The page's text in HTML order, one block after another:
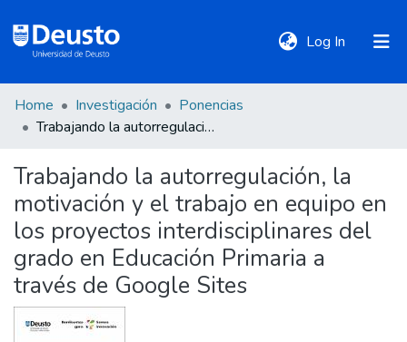
Log In (current)
DeustoTeka
Communities
&
Collections
All of DSpace
Home Investigación
Ponencias
Trabajando la autorregulación, la motivación y el trabajo en equipo en los proyectos interdisciplinares del grado en Educación Primaria a través de Google Sites
Trabajando la autorregulación, la
motivación y el trabajo en equipo en
los proyectos interdisciplinares del
grado en Educación Primaria a
través de Google Sites